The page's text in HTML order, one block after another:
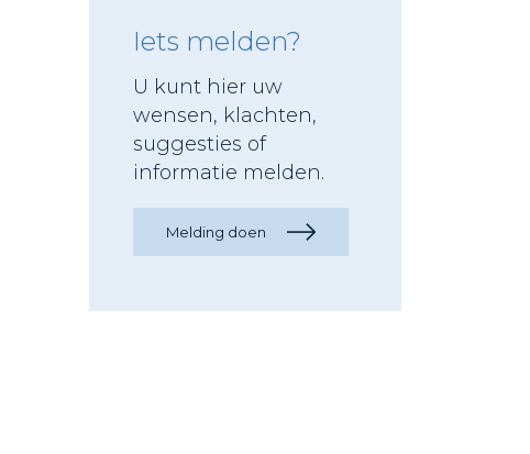
Iets melden?
U kunt hier uw
wensen, klachten,
suggesties of
informatie melden.
Melding doen